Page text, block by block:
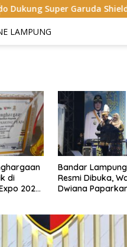
Shield 2026
di
2026,
Bandar
Resmi Dibuka,
Dwiana
Lampung